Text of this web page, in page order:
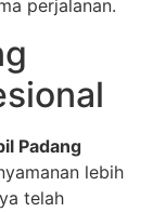
perjalanan.
Padang
lebih
telah